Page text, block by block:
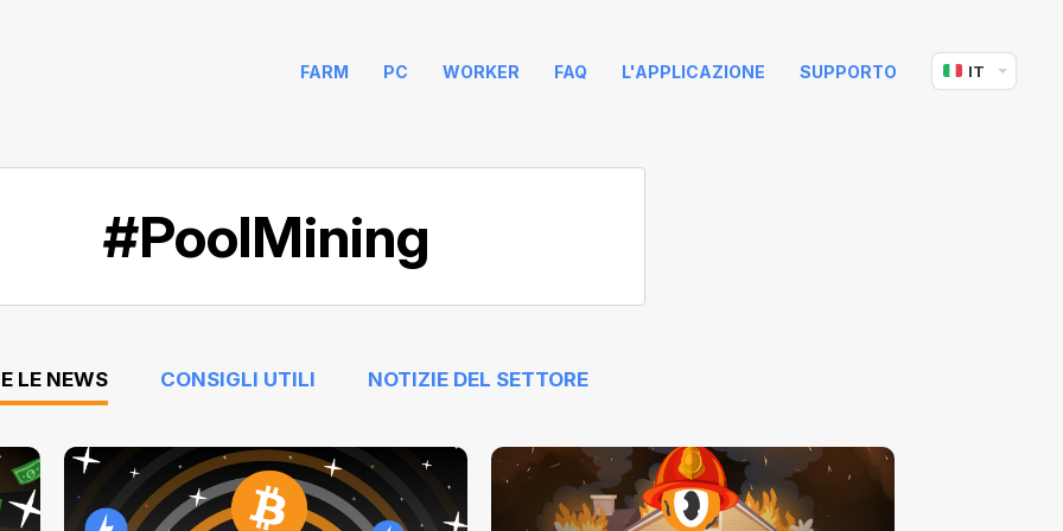
FARM PC WORKER FAQ L'APPLICAZIONE SUPPORTO IT
#PoolMining
LE NEWS CONSIGLI UTILI NOTIZIE DEL SETTORE